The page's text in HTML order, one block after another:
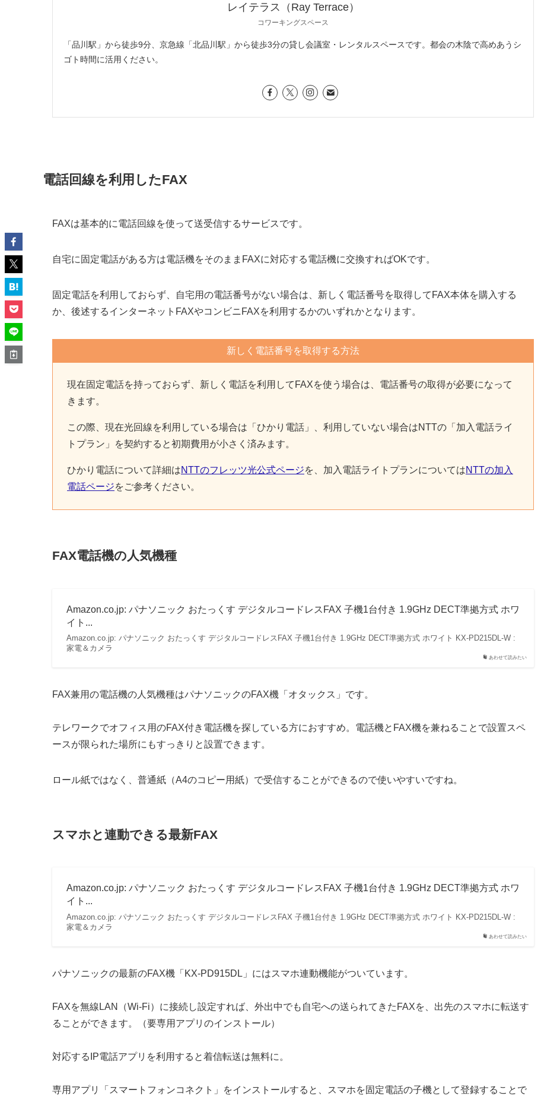
レイテラス（Ray Terrace）
コワーキングスペース
「品川駅」から徒歩9分、京急線「北品川駅」から徒歩3分の貸し会議室・レンタルスペースです。都会の木陰で高めあうシ
ゴト時間に活用ください。
電話回線を利用したFAX
FAXは基本的に電話回線を使って送受信するサービスです。
自宅に固定電話がある方は電話機をそのままFAXに対応する電話機に交換すればOKです。
固定電話を利用しておらず、自宅用の電話番号がない場合は、新しく電話番号を取得してFAX本体を購入する
か、後述するインターネットFAXやコンビニFAXを利用するかのいずれかとなります。
新しく電話番号を取得する方法
現在固定電話を持っておらず、新しく電話を利用してFAXを使う場合は、電話番号の取得が必要になって
きます。
この際、現在光回線を利用している場合は「ひかり電話」、利用していない場合はNTTの「加入電話ライ
トプラン」を契約すると初期費用が小さく済みます。
ひかり電話について詳細はNTTのフレッツ光公式ページを、加入電話ライトプランについてはNTTの加入
電話ページをご参考ください。
FAX電話機の人気機種
あわせて読みたい
Amazon.co.jp: パナソニック おたっくす デジタルコードレスFAX 子機1台付き 1.9GHz DECT準拠方式 ホワ
イト...
Amazon.co.jp: パナソニック おたっくす デジタルコードレスFAX 子機1台付き 1.9GHz DECT準拠方式 ホワイト KX-PD215DL-W :
家電＆カメラ
FAX兼用の電話機の人気機種はパナソニックのFAX機「オタックス」です。
テレワークでオフィス用のFAX付き電話機を探している方におすすめ。電話機とFAX機を兼ねることで設置スペ
ースが限られた場所にもすっきりと設置できます。
ロール紙ではなく、普通紙（A4のコピー用紙）で受信することができるので使いやすいですね。
スマホと連動できる最新FAX
あわせて読みたい
Amazon.co.jp: パナソニック おたっくす デジタルコードレスFAX 子機1台付き 1.9GHz DECT準拠方式 ホワ
イト...
Amazon.co.jp: パナソニック おたっくす デジタルコードレスFAX 子機1台付き 1.9GHz DECT準拠方式 ホワイト KX-PD215DL-W :
家電＆カメラ
パナソニックの最新のFAX機「KX-PD915DL」にはスマホ連動機能がついています。
FAXを無線LAN（Wi-Fi）に接続し設定すれば、外出中でも自宅への送られてきたFAXを、出先のスマホに転送す
ることができます。（要専用アプリのインストール）
対応するIP電話アプリを利用すると着信転送は無料に。
専用アプリ「スマートフォンコネクト」をインストールすると、スマホを固定電話の子機として登録することで